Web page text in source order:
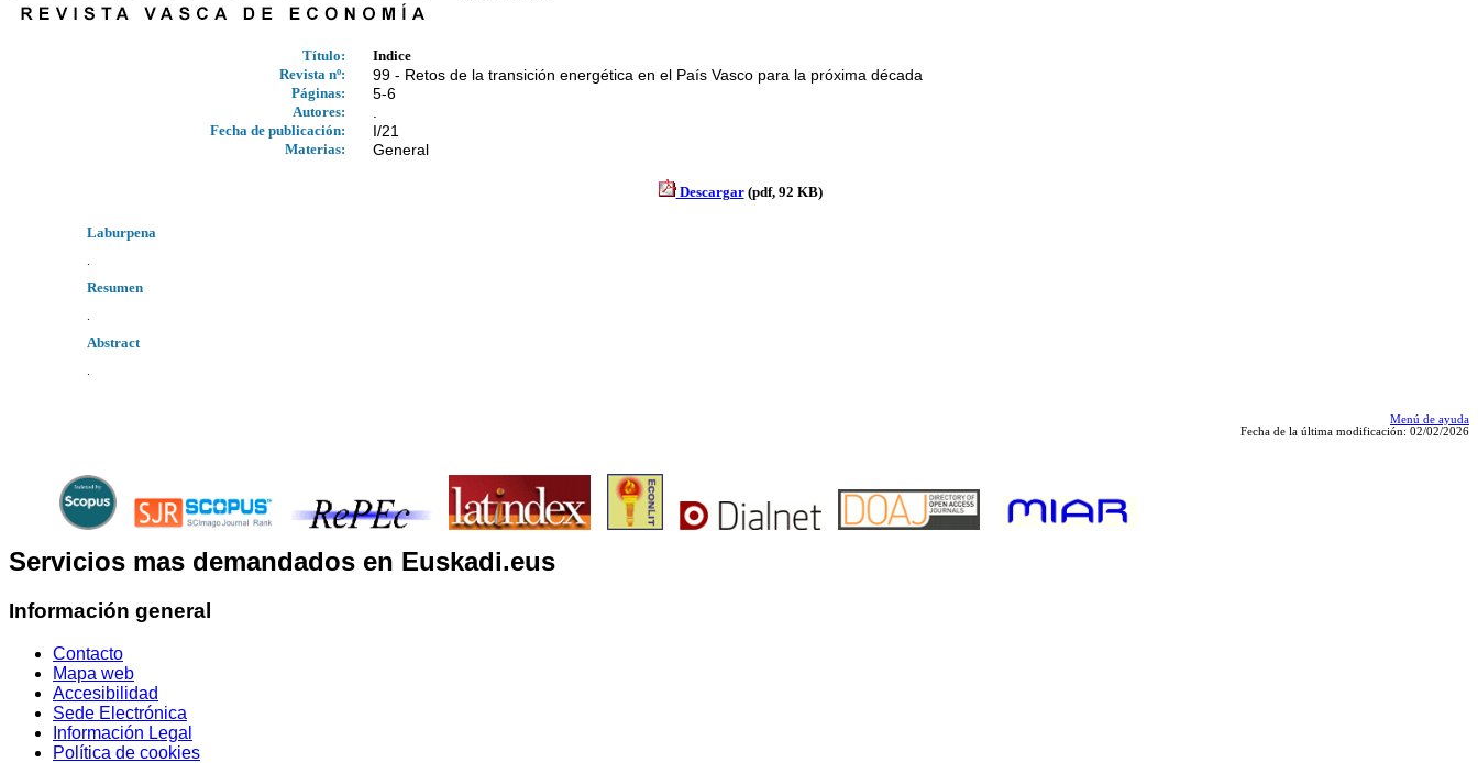
Título:
Indice
Revista nº:
99 - Retos de la transición energética en el País Vasco para la próxima década
Páginas: 5-6
Autores:
Fecha de publicación: I/21
Materias: General
Descargar(pdf, 92 KB)
Laburpena
Resumen
Abstract
Menú de ayuda
Fecha de la última modificación: 02/02/2026
Servicios mas demandados en Euskadi.eus
Información general
Contacto
Mapa web
Accesibilidad
Sede Electrónica
Información Legal
Política de cookies